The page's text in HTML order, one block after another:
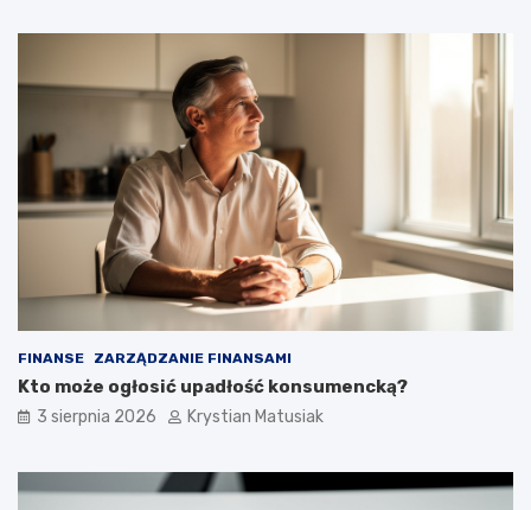
FINANSE ZARZĄDZANIE FINANSAMI
Kto może ogłosić upadłość konsumencką?
3 sierpnia 2026 Krystian Matusiak